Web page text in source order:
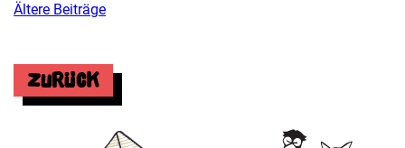
Beitragsnavigation
Ältere Beiträge
Zurück